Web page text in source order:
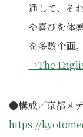
通して、そ
や喜びを体
を多数企画。
→The
●構成／京都メ
https://